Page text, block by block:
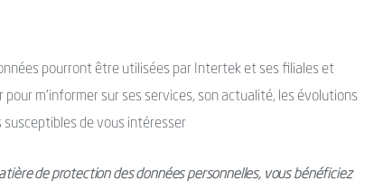
pourront être utilisées par Intertek et ses filiales et
m’informer sur ses services, son actualité, les évolutions
de vous intéresser
de protection des données personnelles, vous bénéficiez